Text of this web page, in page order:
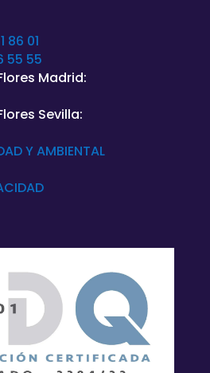
86 01
55 55
Madrid:
Sevilla:
Y AMBIENTAL